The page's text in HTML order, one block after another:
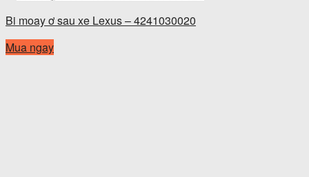
Bi moay ơ sau xe Lexus – 4241030020
Mua ngay